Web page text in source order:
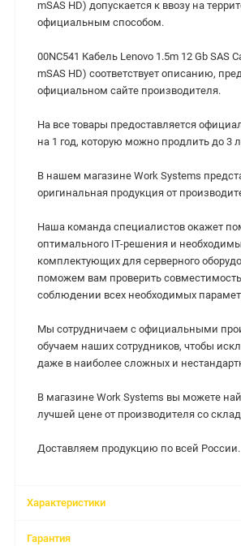
mSAS HD) допускается к ввозу на
официальным способом.
00NC541 Кабель Lenovo 1.5m 12 Gb SAS
mSAS HD) соответствует описанию,
официальном сайте производителя.
На все товары предоставляется
на 1 год, которую можно продлить до 3
В нашем магазине Work Systems
оригинальная продукция от
Наша команда специалистов окажет
оптимального IT-решения и
комплектующих для серверного
поможем вам проверить
соблюдении всех необходимых
Мы сотрудничаем с официальными
обучаем наших сотрудников, чтобы
даже в наиболее сложных и
В магазине Work Systems вы можете
лучшей цене от производителя со
Доставляем продукцию по всей России.
Характеристики
Гарантия